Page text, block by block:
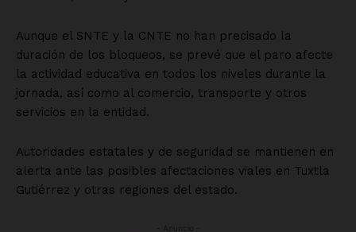
Aunque el SNTE y la CNTE no han precisado la
duración de los bloqueos, se prevé que el paro afecte
la actividad educativa en todos los niveles durante la
jornada, así como al comercio, transporte y otros
servicios en la entidad.
Autoridades estatales y de seguridad se mantienen en
alerta ante las posibles afectaciones viales en Tuxtla
Gutiérrez y otras regiones del estado.